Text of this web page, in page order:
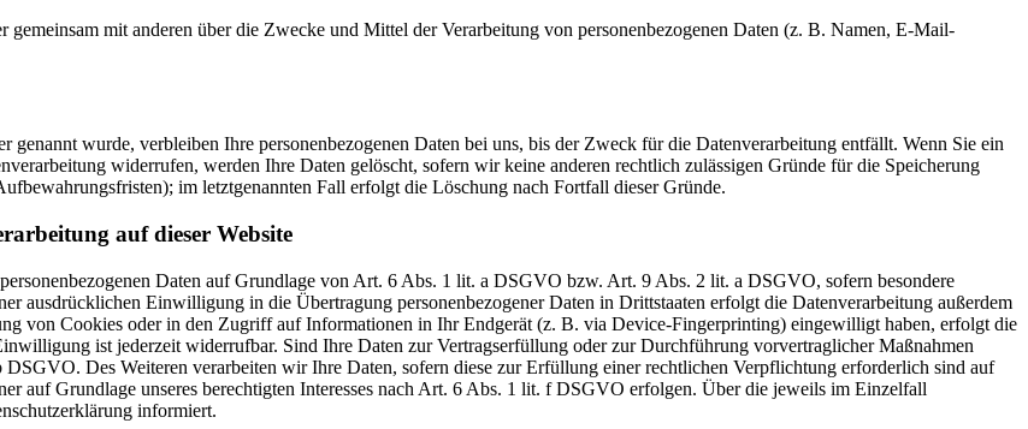
mit anderen über die Zwecke und Mittel der Verarbeitung von personenbezogenen Daten (z. B. Namen, E-Mail-
genannt wurde, verbleiben Ihre personenbezogenen Daten bei uns, bis der Zweck für die Datenverarbeitung entfällt. Wenn Sie ein
widerrufen, werden Ihre Daten gelöscht, sofern wir keine anderen rechtlich zulässigen Gründe für die Speicherung
im letztgenannten Fall erfolgt die Löschung nach Fortfall dieser Gründe.
auf dieser Website
Daten auf Grundlage von Art. 6 Abs. 1 lit. a DSGVO bzw. Art. 9 Abs. 2 lit. a DSGVO, sofern besondere
ausdrücklichen Einwilligung in die Übertragung personenbezogener Daten in Drittstaaten erfolgt die Datenverarbeitung außerdem
von Cookies oder in den Zugriff auf Informationen in Ihr Endgerät (z. B. via Device-Fingerprinting) eingewilligt haben, erfolgt die
ist jederzeit widerrufbar. Sind Ihre Daten zur Vertragserfüllung oder zur Durchführung vorvertraglicher Maßnahmen
Des Weiteren verarbeiten wir Ihre Daten, sofern diese zur Erfüllung einer rechtlichen Verpflichtung erforderlich sind auf
auf Grundlage unseres berechtigten Interesses nach Art. 6 Abs. 1 lit. f DSGVO erfolgen. Über die jeweils im Einzelfall
informiert.